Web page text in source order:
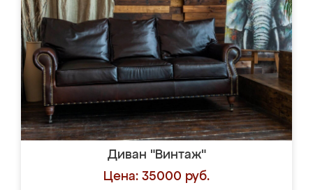
Диван "Винтаж"
Цена: 35000 руб.